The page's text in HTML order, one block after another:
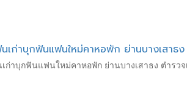
เก่าบุกฟันแฟนใหม่คาหอพัก ย่านบางเสาธง
ก่าบุกฟันแฟนใหม่คาหอพัก ย่านบางเสาธง ตำรว